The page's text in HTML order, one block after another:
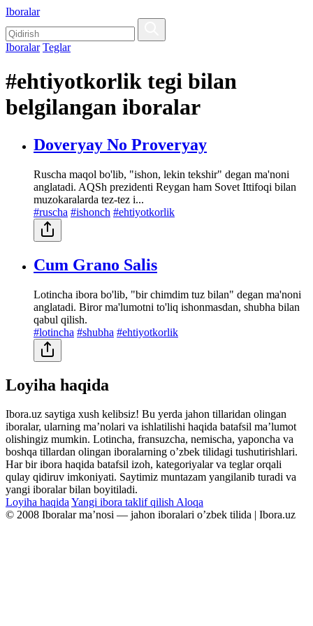
Iboralar
Iboralar Teglar
#ehtiyotkorlik tegi bilan
belgilangan iboralar
Doveryay No Proveryay
Ruscha maqol bo'lib, "ishon, lekin tekshir" degan ma'noni
anglatadi. AQSh prezidenti Reygan ham Sovet Ittifoqi bilan
muzokaralarda tez-tez i...
#ruscha #ishonch #ehtiyotkorlik
Cum Grano Salis
Lotincha ibora bo'lib, "bir chimdim tuz bilan" degan ma'noni
anglatadi. Biror ma'lumotni to'liq ishonmasdan, shubha bilan
qabul qilish.
#lotincha #shubha #ehtiyotkorlik
Loyiha haqida
Ibora.uz saytiga xush kelibsiz! Bu yerda jahon tillaridan olingan
iboralar, ularning maʼnolari va ishlatilishi haqida batafsil maʼlumot
olishingiz mumkin. Lotincha, fransuzcha, nemischa, yaponcha va
boshqa tillardan olingan iboralarning oʼzbek tilidagi tushutirishlari.
Har bir ibora haqida batafsil izoh, kategoriyalar va teglar orqali
qulay qidiruv imkoniyati. Saytimiz muntazam yangilanib turadi va
yangi iboralar bilan boyitiladi.
Loyiha haqidaYangi ibora taklif qilishAloqa
© 2008 Iboralar maʼnosi — jahon iboralari oʼzbek tilida | Ibora.uz